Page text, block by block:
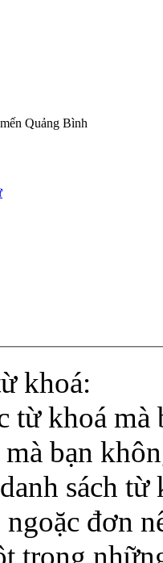
Quảng Bình
khoá:
từ khoá mà
bạn
sách từ
đơn
trong